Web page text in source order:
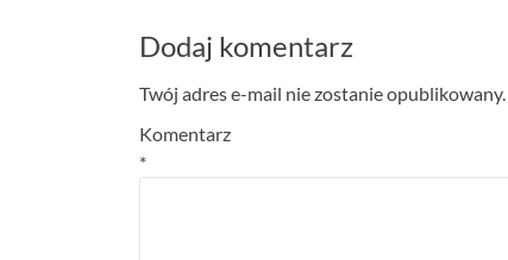
Dodaj komentarz
Twój adres e-mail nie zostanie opublikowany.
Komentarz
*